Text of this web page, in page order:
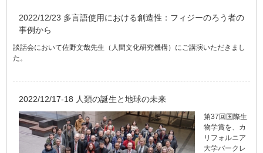
2022/12/23 多言語使用における創造性：フィジーのろう者の
事例から
談話会において佐野文哉先生（人間文化研究機構）にご講演いただきまし
た。
2022/12/17-18 人類の誕生と地球の未来
第37回国際生
物学賞を、カ
リフォルニア
大学バークレ